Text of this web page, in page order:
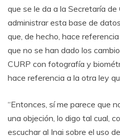
que se le da a la Secretaría
administrar esta base de
que, de hecho, hace
que no se han dado los
CURP con fotografía y
hace referencia a la otra ley
“Entonces, sí me parece que
una objeción, lo digo tal cual,
escuchar al Inai sobre el uso